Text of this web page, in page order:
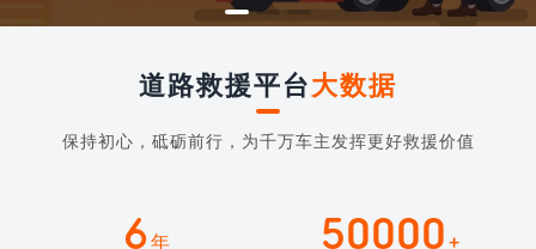
道路救援平台大数据
保持初心，砥砺前行，为千万车主发挥更好救援价值
6年 50000 +